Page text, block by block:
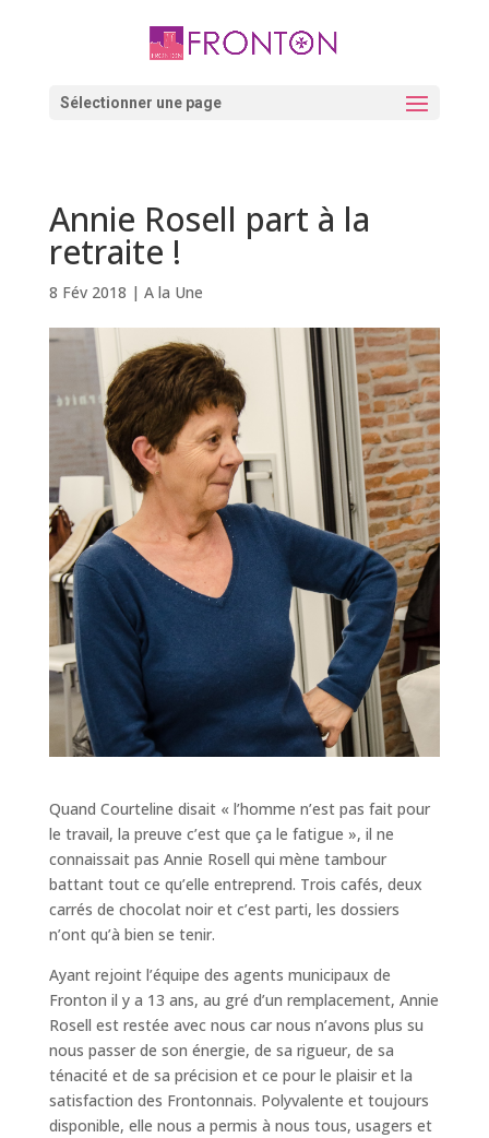
Sélectionner une page
Annie Rosell part à la
retraite !
8 Fév 2018 | A la Une
Quand Courteline disait « l’homme n’est pas fait pour
le travail, la preuve c’est que ça le fatigue », il ne
connaissait pas Annie Rosell qui mène tambour
battant tout ce qu’elle entreprend. Trois cafés, deux
carrés de chocolat noir et c’est parti, les dossiers
n’ont qu’à bien se tenir.
Ayant rejoint l’équipe des agents municipaux de
Fronton il y a 13 ans, au gré d’un remplacement, Annie
Rosell est restée avec nous car nous n’avons plus su
nous passer de son énergie, de sa rigueur, de sa
ténacité et de sa précision et ce pour le plaisir et la
satisfaction des Frontonnais. Polyvalente et toujours
disponible, elle nous a permis à nous tous, usagers et